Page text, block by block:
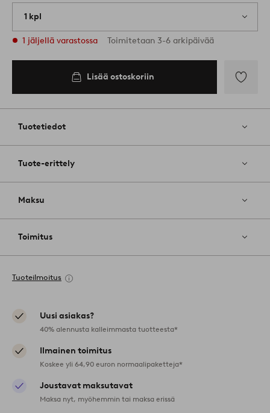
1 kpl
1 jäljellä varastossa Toimitetaan 3-6 arkipäivää
Lisää ostoskoriin
Tuotetiedot
Tuote-erittely
Maksu
Toimitus
Tuoteilmoitus
Uusi asiakas?
40% alennusta kalleimmasta tuotteesta*
Ilmainen toimitus
Koskee yli 64,90 euron normaalipaketteja*
Joustavat maksutavat
Maksa nyt, myöhemmin tai maksa erissä